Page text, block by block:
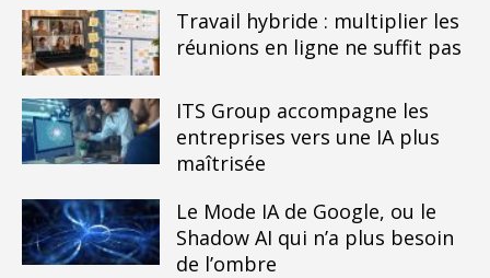
Travail hybride : multiplier les
réunions en ligne ne suffit pas
ITS Group accompagne les
entreprises vers une IA plus
maîtrisée
Le Mode IA de Google, ou le
Shadow AI qui n’a plus besoin
de l’ombre